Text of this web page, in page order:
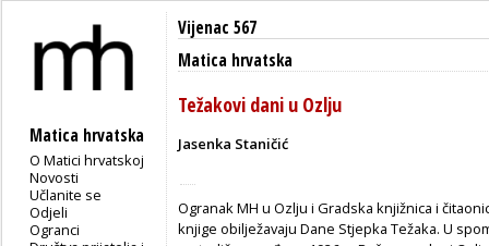
Matica hrvatska
O Matici hrvatskoj
Novosti
Učlanite se
Odjeli
Ogranci
Vijenac 567
Matica hrvatska
Težakovi dani u Ozlju
Jasenka Staničić
Ogranak MH u Ozlju i Gradska knjižnica i
knjige obilježavaju Dane Stjepka Težaka. U